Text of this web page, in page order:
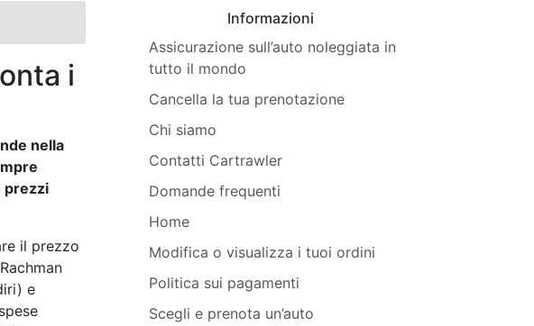
i
nella
prezzi
il prezzo
e
Informazioni
Assicurazione sull’auto noleggiata in
tutto il mondo
Cancella la tua prenotazione
Chi siamo
Contatti Cartrawler
Domande frequenti
Home
Modifica o visualizza i tuoi ordini
Politica sui pagamenti
Scegli e prenota un’auto